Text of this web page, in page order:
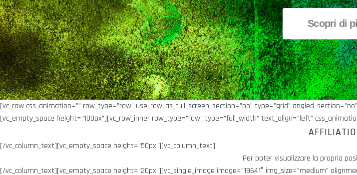
Scopri di
[vc_row css_animation=”” row_type=”row” use_row_as_full_screen_section=”no” type=”grid”
[vc_empty_space height=”100px”][vc_row_inner row_type=”row” type=”full_width” text_align=”left”
[/vc_column_text][vc_empty_space height=”50px”][vc_column_text]
Per poter visualizzare la propria
[/vc_column_text][vc_empty_space height=”20px”][vc_single_image image=”19641″ img_size=”medium”